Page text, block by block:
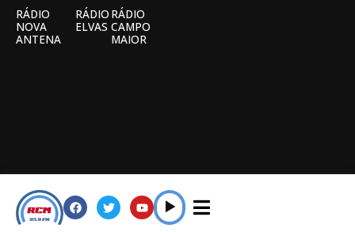
RÁDIO
NOVA
ANTENA
RÁDIO
ELVAS
RÁDIO
CAMPO
MAIOR